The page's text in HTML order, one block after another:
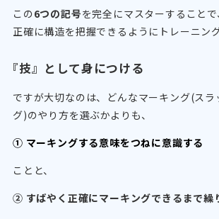
この6つの記号を完全にマスターすること
正確に構造を把握できるようにトレーニン
『技』として身につける
ですが大切なのは、どんなマーキング(スラ
グ)のやり方を選ぶかよりも、
① マーキングする意味をつねに意識する
ことと、
② すばやく正確にマーキングできるまで繰